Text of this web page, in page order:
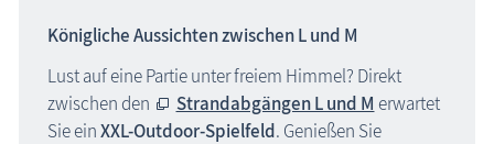
Königliche Aussichten zwischen L und M
Lust auf eine Partie unter freiem Himmel? Direkt
zwischen den
Strandabgängen L und M erwartet
Sie einXXL-Outdoor-Spielfeld. Genießen Sie